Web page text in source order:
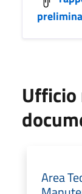
Ufficio
Area